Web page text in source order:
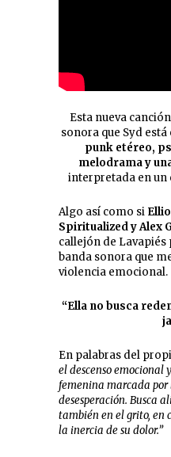
Esta nueva
sonora que Syd
punk etéreo,
melodrama y
interpretada en un
Algo así como si
Spiritualized y Alex
callejón de
banda sonora que
violencia emocional.
“Ella no busca
En palabras del
el descenso emocional
femenina marcada por
desesperación. Busca
también en el grito, en
la inercia de su dolor.”